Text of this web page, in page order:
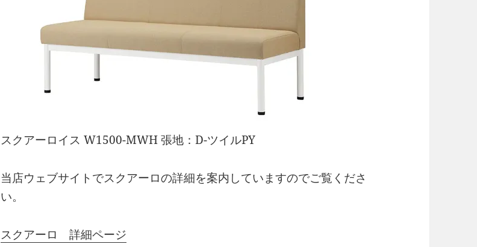
スクアーロイス W1500-MWH 張地：D-ツイルPY
当店ウェブサイトでスクアーロの詳細を案内していますのでご覧くださ
い。
スクアーロ 詳細ページ